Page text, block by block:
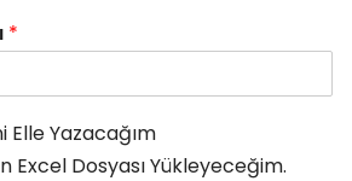
*
Elle Yazacağım
Excel Dosyası Yükleyeceğim.